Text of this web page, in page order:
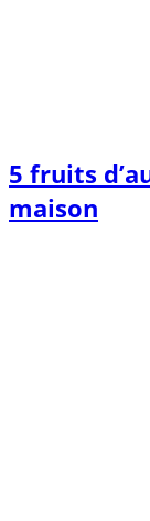
5 fruits
maison